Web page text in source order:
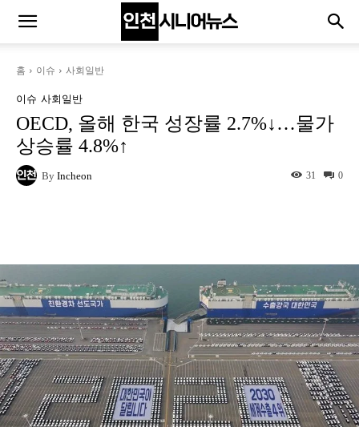
홈 이슈 사회일반
이슈 사회일반
OECD, 올해 한국 성장률 2.7%↓…물가
상승률 4.8%↑
By Incheon 0
31